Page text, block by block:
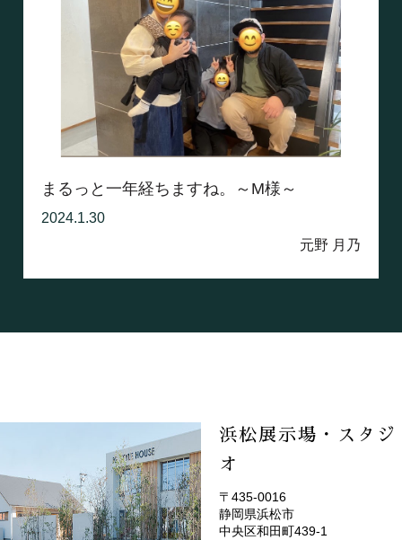
まるっと一年経ちますね。～M様～
2024.1.30
元野 月乃
浜松展示場・スタジ
オ
(EMOTOP浜松)
〒435-0016
静岡県浜松市
中央区和田町439-1